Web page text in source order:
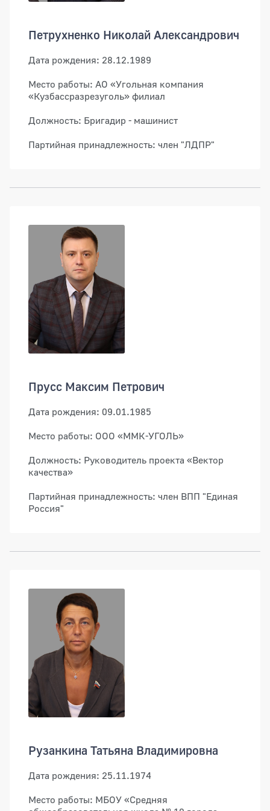
Петрухненко Николай Александрович
Дата рождения: 28.12.1989
Место работы: АО «Угольная компания
«Кузбассразрезуголь» филиал
Должность: Бригадир - машинист
Партийная принадлежность: член "ЛДПР"
Прусс Максим Петрович
Дата рождения: 09.01.1985
Место работы: ООО «ММК-УГОЛЬ»
Должность: Руководитель проекта «Вектор
качества»
Партийная принадлежность: член ВПП "Единая
Россия"
Рузанкина Татьяна Владимировна
Дата рождения: 25.11.1974
Место работы: МБОУ «Средняя